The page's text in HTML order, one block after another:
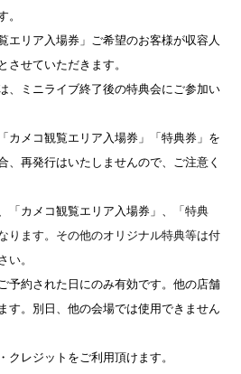
。
エリア入場券」ご希望のお客様が収容人
させていただきます。
、ミニライブ終了後の特典会にご参加い
「カメコ観覧エリア入場券」
「特典券」を
、再発行はいたしませんので、ご注意く
「カメコ観覧エリア入場券」、
「特典
ります。その他のオリジナル特典等は付
い。
予約された日にのみ有効です。他の店舗
す。別日、他の会場では使用できません
クレジットをご利用頂けます。